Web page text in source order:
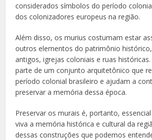
considerados símbolos do período
dos colonizadores europeus na região.
Além disso, os murius costumam estar
outros elementos do patrimônio
antigos, igrejas coloniais e ruas
parte de um conjunto arquitetônico que
período colonial brasileiro e ajudam a
preservar a memória dessa época.
Preservar os murais é, portanto,
viva a memória histórica e cultural da
dessas construções que podemos